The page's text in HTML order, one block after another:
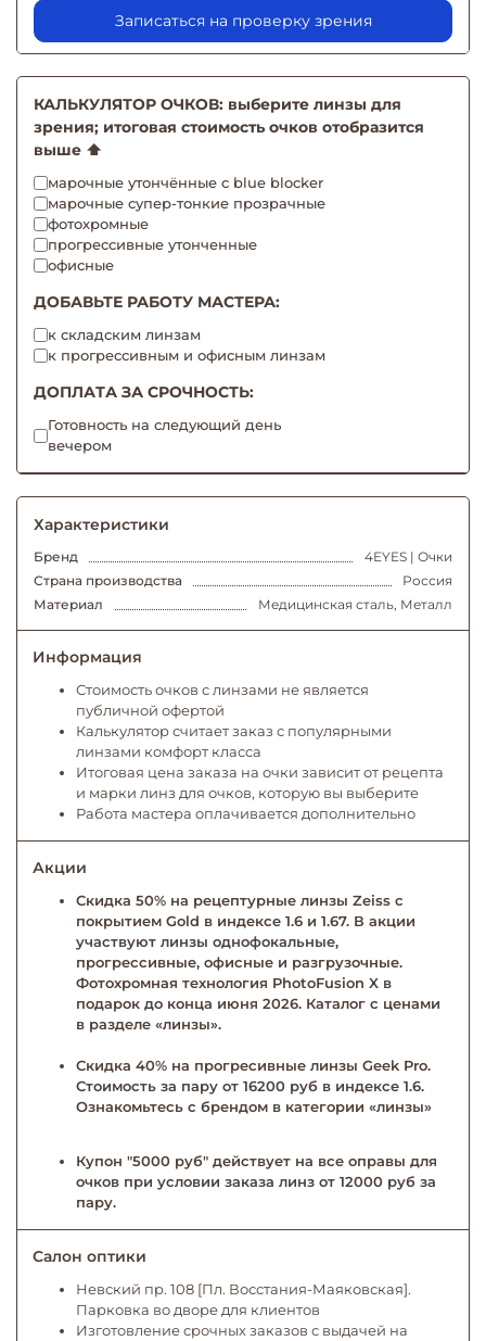
Записаться на проверку зрения
КАЛЬКУЛЯТОР ОЧКОВ: выберите линзы для
зрения; итоговая стоимость очков отобразится
выше ⬆️
марочные утончённые с blue blocker
марочные супер-тонкие прозрачные
фотохромные
прогрессивные утонченные
офисные
ДОБАВЬТЕ РАБОТУ МАСТЕРА:
к складским линзам
к прогрессивным и офисным линзам
ДОПЛАТА ЗА СРОЧНОСТЬ:
Готовность на следующий день
вечером
Характеристики
Бренд
4EYES | Очки
Страна производства
Россия
Материал
Медицинская сталь, Металл
Информация
Стоимость очков с линзами не является
публичной офертой
Калькулятор считает заказ с популярными
линзами комфорт класса
Итоговая цена заказа на очки зависит от рецепта
и марки линз для очков, которую вы выберите
Работа мастера оплачивается дополнительно
Акции
Скидка 50% на рецептурные линзы Zeiss с
покрытием Gold в индексе 1.6 и 1.67. В акции
участвуют линзы однофокальные,
прогрессивные, офисные и разгрузочные.
Фотохромная технология PhotoFusion X в
подарок до конца июня 2026. Каталог с ценами
в разделе «линзы».
Скидка 40% на прогресивные линзы Geek Pro.
Стоимость за пару от 16200 руб в индексе 1.6.
Ознакомьтесь с брендом в категории «линзы»
Купон "5000 руб" действует на все оправы для
очков при условии заказа линз от 12000 руб за
пару.
Салон оптики
Невский пр. 108 [Пл. Восстания-Маяковская].
Парковка во дворе для клиентов
Изготовление срочных заказов с выдачей на